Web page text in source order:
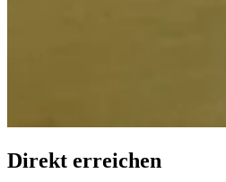
Direkt erreichen